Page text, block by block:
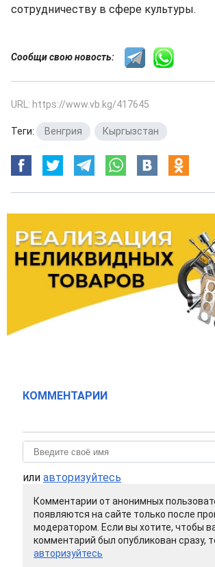
сотрудничеству в сфере культуры.
Сообщи свою новость:
URL: https://www.vb.kg/417645
Теги: Венгрия Кыргызстан
КОММЕНТАРИИ
или авторизуйтесь
Комментарии от анонимных
появляются на сайте только после
модератором. Если вы хотите, чтобы
комментарий был опубликован сразу,
авторизуйтесь